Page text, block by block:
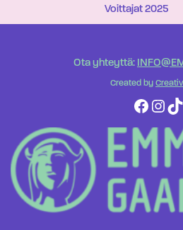
Voittajat 2025
Ota yhteyttä:
Created by